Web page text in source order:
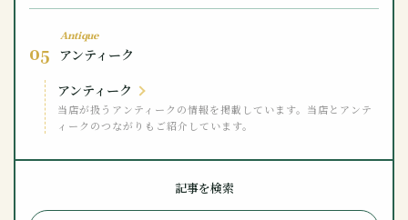
Antique
05
アンティーク
アンティーク
当店が扱うアンティークの情報を掲載しています。当店とアンテ
ィークのつながりもご紹介しています。
記事を検索